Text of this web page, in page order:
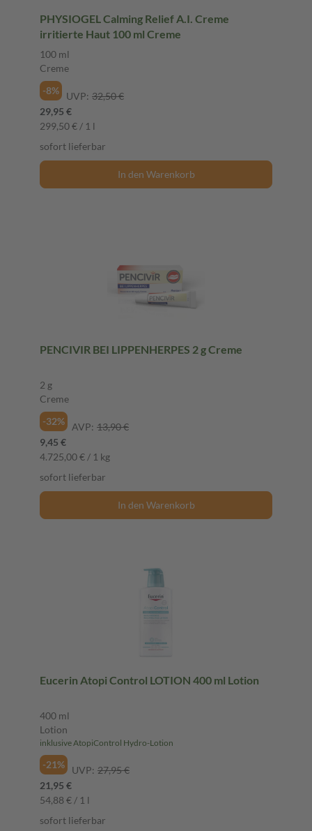
PHYSIOGEL Calming Relief A.I. Creme
irritierte Haut 100 ml Creme
100 ml
Creme
-8%
UVP: 32,50 €
29,95 €
299,50 € / 1 l
sofort lieferbar
In den Warenkorb
PENCIVIR BEI LIPPENHERPES 2 g Creme
2 g
Creme
-32%
AVP: 13,90 €
9,45 €
4.725,00 € / 1 kg
sofort lieferbar
In den Warenkorb
Eucerin Atopi Control LOTION 400 ml Lotion
400 ml
Lotion
inklusive AtopiControl Hydro-Lotion
-21% UVP: 27,95 €
21,95 €
54,88 € / 1 l
sofort lieferbar